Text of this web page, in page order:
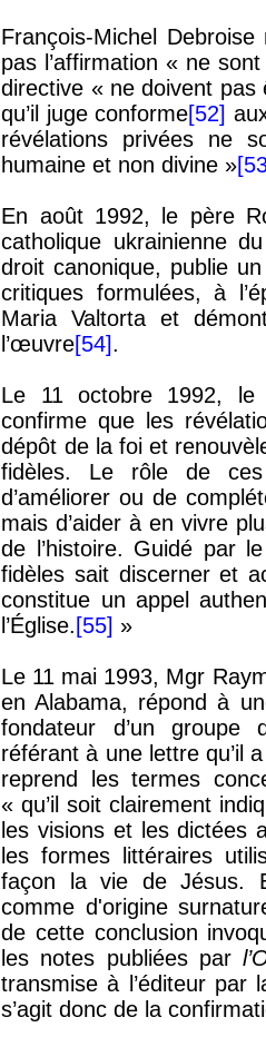
François-Michel
pas l’affirmation « ne
directive « ne doivent
qu’il juge conforme[52]
révélations privées ne
humaine et non divine »
En août 1992, le père
catholique ukrainienne
droit canonique, publie
critiques formulées, à
Maria Valtorta et
l’œuvre[54].
Le 11 octobre 1992,
confirme que les
dépôt de la foi et
fidèles. Le rôle de ces
d’améliorer ou de
mais d’aider à en vivre
de l’histoire. Guidé par
fidèles sait discerner et
constitue un appel
l’Église. [55] »
Le 11 mai 1993, Mgr
enAlabama, répond à
fondateur d’un
référant à une lettre qu’il
reprend les termes
« qu’il soit clairement
les visions et les dictées
les formes littéraires
façon la vie de Jésus.
comme d'origine
de cette conclusion
les notes publiées par
transmise à l’éditeur par
s’agit donc de la